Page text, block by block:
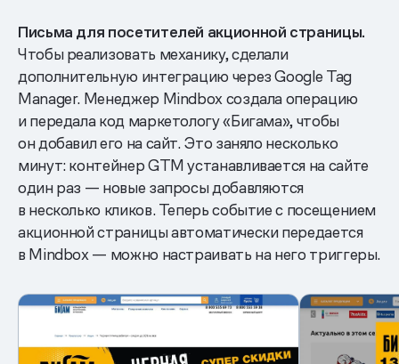
Письма для посетителей акционной страницы.
Чтобы реализовать механику, сделали
дополнительную интеграцию через Google Tag
Manager. Менеджер Mindbox создала операцию
и передала код маркетологу «Бигама», чтобы
он добавил его на сайт. Это заняло несколько
минут: контейнер GTM устанавливается на сайте
один раз — новые запросы добавляются
в несколько кликов. Теперь событие с посещением
акционной страницы автоматически передается
в Mindbox — можно настраивать на него триггеры.